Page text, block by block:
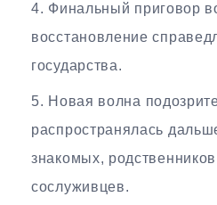
Финальный приговор
восстановление
государства.
Новая волна
распространялась
знакомых,
сослуживцев.